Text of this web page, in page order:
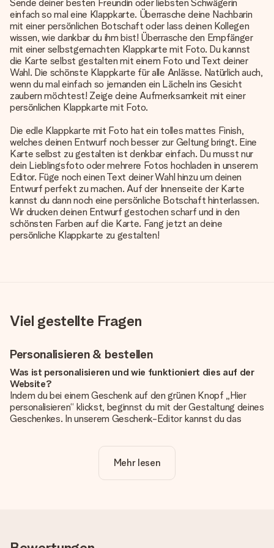
Sende deiner besten Freundin oder liebsten Schwägerin
einfach so mal eine Klappkarte. Überrasche deine Nachbarin
mit einer persönlichen Botschaft oder lass deinen Kollegen
wissen, wie dankbar du ihm bist! Überrasche den Empfänger
mit einer selbstgemachten Klappkarte mit Foto. Du kannst
die Karte selbst gestalten mit einem Foto und Text deiner
Wahl. Die schönste Klappkarte für alle Anlässe. Natürlich auch,
wenn du mal einfach so jemanden ein Lächeln ins Gesicht
zaubern möchtest! Zeige deine Aufmerksamkeit mit einer
persönlichen Klappkarte mit Foto.
Die edle Klappkarte mit Foto hat ein tolles mattes Finish,
welches deinen Entwurf noch besser zur Geltung bringt. Eine
Karte selbst zu gestalten ist denkbar einfach. Du musst nur
dein Lieblingsfoto oder mehrere Fotos hochladen in unserem
Editor. Füge noch einen Text deiner Wahl hinzu um deinen
Entwurf perfekt zu machen. Auf der Innenseite der Karte
kannst du dann noch eine persönliche Botschaft hinterlassen.
Wir drucken deinen Entwurf gestochen scharf und in den
schönsten Farben auf die Karte. Fang jetzt an deine
persönliche Klappkarte zu gestalten!
Viel gestellte Fragen
Personalisieren & bestellen
Was ist personalisieren und wie funktioniert dies auf der
Website?
Indem du bei einem Geschenk auf den grünen Knopf „Hier
personalisieren“ klickst, beginnst du mit der Gestaltung deines
Geschenkes. In unserem Geschenk-Editor kannst du das
noch eines unserer angebotenen Designs, um deinem
Geschenk die perfekte Ausstrahlung zu verleihen.
Mehr lesen